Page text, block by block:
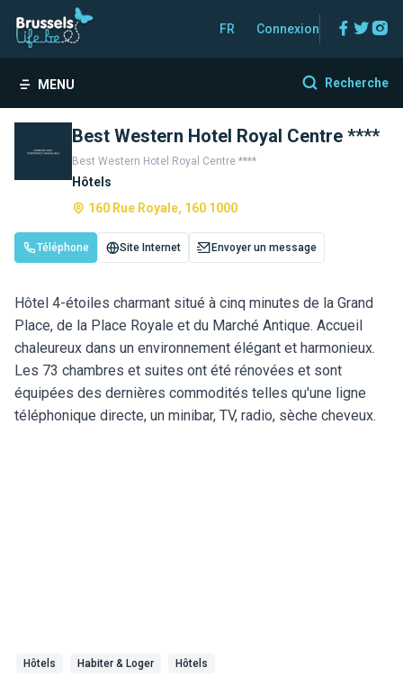
FR Connexion
MENU Recherche
Best Western Hotel Royal Centre ****
Best Western Hotel Royal Centre ****
Hôtels
160 Rue Royale, 160 1000
Téléphone Site Internet Envoyer un message
Hôtel 4-étoiles charmant situé à cinq minutes de la Grand
Place, de la Place Royale et du Marché Antique. Accueil
chaleureux dans un environnement élégant et harmonieux.
Les 73 chambres et suites ont été rénovées et sont
équipées des dernières commodités telles qu'une ligne
téléphonique directe, un minibar, TV, radio, sèche cheveux.
Hôtels Habiter & Loger Hôtels